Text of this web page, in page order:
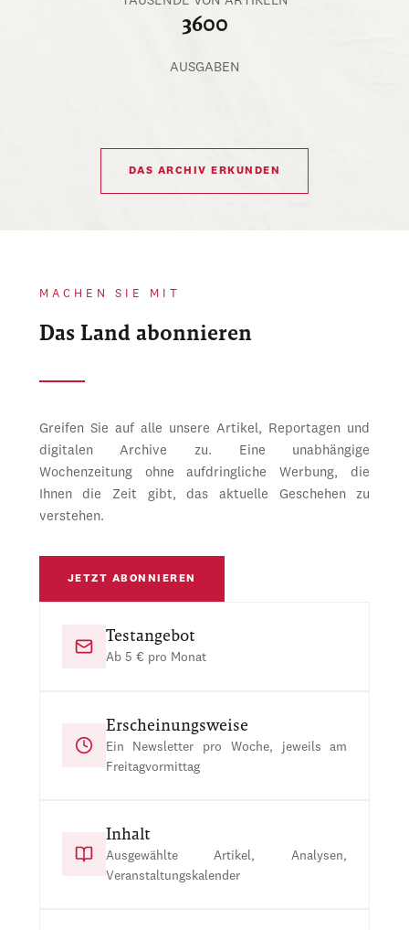
3600
AUSGABEN
DAS ARCHIV ERKUNDEN
MACHEN SIE MIT
Das Land abonnieren
Greifen Sie auf alle unsere Artikel, Reportagen und
digitalen Archive zu. Eine unabhängige
Wochenzeitung ohne aufdringliche Werbung, die
Ihnen die Zeit gibt, das aktuelle Geschehen zu
verstehen.
JETZT ABONNIEREN
Testangebot
Ab 5 € pro Monat
Erscheinungsweise
Ein Newsletter pro Woche, jeweils am
Freitagvormittag
Inhalt
Ausgewählte Artikel, Analysen,
Veranstaltungskalender